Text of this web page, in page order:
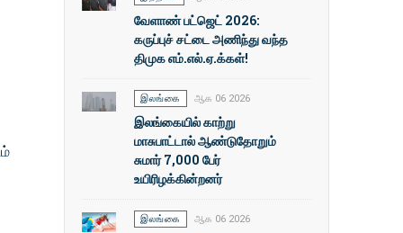
வேளாண் பட்ஜெட் 2026:
கருப்புச் சட்டை அணிந்து வந்த
திமுக எம்.எல்.ஏ.க்கள்!
இலங்கை ஆக 06 2026
இலங்கையில் காற்று
மாசுபாட்டால் ஆண்டுதோறும்
சுமார் 7,000 பேர்
உயிரிழக்கின்றனர்
இலங்கை ஆக 06 2026